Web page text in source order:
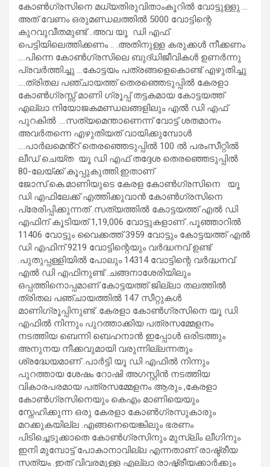
കോൺഗ്രസിനെ മധ്യതിരുവിതാംകൂറിൽ വോട്ടുള്ളു …
അത് വേണം ഒരുമണ്ഡലത്തിൽ 5000 വോട്ടിന്റെ
കുറവുവീതമുണ്ട് ..അവ യൂ ഡി എഫ്
പെട്ടിയിലെത്തിക്കണം .. .അതിനുള്ള കരുക്കൾ നീക്കണം
….പിന്നെ കോൺഗ്രസിലെ ബുദ്‌ധിജീവികൾ ഉണർന്നു
പ്രവർത്തിച്ചു …കോട്ടയം പത്രങ്ങളെകൊണ്ട് എഴുതിച്ചു
….ത്രിതല പഞ്ചായത്ത് തെരഞ്ഞെടുപ്പിൽ കേരളാ
കോൺഗ്രസ്സ് മാണി ഗ്രൂപ്പ് തട്ടകമായ കോട്ടയത്ത്
എല്ലാ നിയോജകമണ്ഡലങ്ങളിലും എൽ ഡി എഫ്
പുറകിൽ ….സത്യമെന്താണെന്ന് വോട്ട് ശതമാനം
അവർതന്നെ എഴുതിയത് വായിക്കുമ്പോൾ
….പാർലമെൻ്റ് തെരഞ്ഞെടുപ്പിൽ 100 ൽ പരംസീറ്റിൽ
ലീഡ് ചെയ്ത യൂ ഡി എഫ് തദ്ദേശ തെരഞ്ഞെടുപ്പിൽ
80-ലേയ്ക്ക് കൂപ്പുകുത്തി.ഇതാണ്
ജോസ്.കെ.മാണിയുടെ കേരള കോൺഗ്രസിനെ യൂ
ഡി എഫിലേക്ക് എത്തിക്കുവാൻ കോൺഗ്രസിനെ
പ്രേരിപ്പിക്കുന്നത് .സത്യത്തിൽ കോട്ടയത്ത് എൽ ഡി
എഫിന് കൂടിയത് 1,19,006 വോട്ടുകളാണ് .പൂഞ്ഞാറിൽ
11406 വോട്ടും വൈക്കത്ത് 3959 വോട്ടും കോട്ടയത്ത് എൽ
ഡി എഫിന് 9219 വോട്ടിന്റെയും വർദ്ധനവ് ഉണ്ട്
.പുതുപ്പള്ളിയിൽ പോലും 14314 വോട്ടിന്റെ വർദ്ധനവ്
എൽ ഡി എഫിനുണ്ട് .ചങ്ങനാശേരിയിലും
ഒപ്പത്തിനൊപ്പമാണ് കോട്ടയത്ത് ജില്ലാ തലത്തിൽ
ത്രിതല പഞ്ചായത്തിൽ 147 സീറ്റുകൾ
മാണിഗ്രൂപ്പിനുണ്ട് .കേരളാ കോൺഗ്രസിനെ യൂ ഡി
എഫിൽ നിന്നും പുറത്താക്കിയ പത്രസമ്മേളനം
നടത്തിയ ബെന്നി ബെഹനാൻ ഇപ്പോൾ ഒരിടത്തും
അനുനയ നീക്കവുമായി വരുന്നില്ലന്നതും
ശ്രദ്ധേയമാണ് .പാർട്ടി യൂ ഡി എഫിൽ നിന്നും
പുറത്തായ ശേഷം റോഷി അഗസ്റ്റിൻ നടത്തിയ
വികാരപരമായ പത്രസമ്മേളനം ആരും ,കേരളാ
കോൺഗ്രസിനെയും കെഎം മാണിയെയും
സ്നേഹിക്കുന്ന ഒരു കേരളാ കോൺഗ്രസുകാരും
മറക്കുകയില്ല .എങ്ങനെയെങ്കിലും ഭരണം
പിടിച്ചെടുക്കാതെ കോൺഗ്രസിനും മുസ്ലിം ലീഗിനും
ഇനി മുമ്പോട്ട് പോകാനാവില്ല എന്നതാണ് രാഷ്ട്രീയ
സത്യം .ഇത് വിവരമുള്ള എല്ലാ രാഷ്ട്രീയക്കാർക്കും